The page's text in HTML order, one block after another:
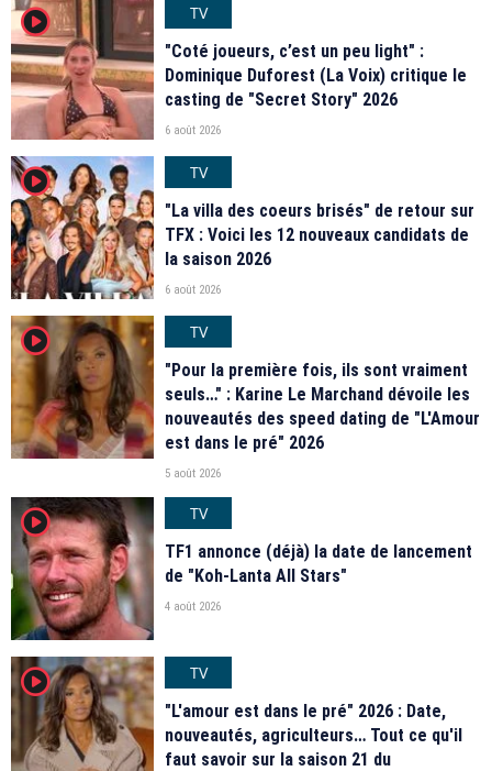
player2
TV
"Coté joueurs, c’est un peu light" :
Dominique Duforest (La Voix) critique le
casting de "Secret Story" 2026
6 août 2026
player2
TV
"La villa des coeurs brisés" de retour sur
TFX : Voici les 12 nouveaux candidats de
la saison 2026
6 août 2026
player2
TV
"Pour la première fois, ils sont vraiment
seuls…" : Karine Le Marchand dévoile les
nouveautés des speed dating de "L'Amour
est dans le pré" 2026
5 août 2026
player2
TV
TF1 annonce (déjà) la date de lancement
de "Koh-Lanta All Stars"
4 août 2026
player2
TV
"L'amour est dans le pré" 2026 : Date,
nouveautés, agriculteurs… Tout ce qu'il
faut savoir sur la saison 21 du